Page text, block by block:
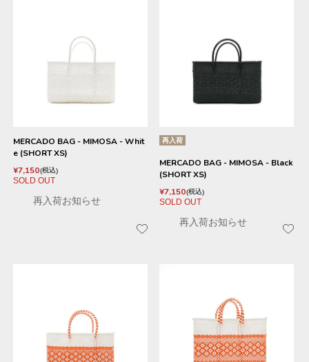
MERCADO BAG - MIMOSA - Whit
e (SHORT XS)
¥7,150 税込
SOLD OUT
再入荷お知らせ
再入荷
MERCADO BAG - MIMOSA - Black
(SHORT XS)
¥7,150 税込
SOLD OUT
再入荷お知らせ